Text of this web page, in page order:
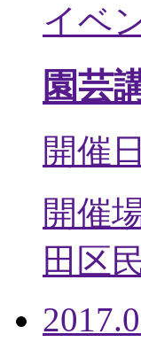
イベ
園芸
開催
開催
田区